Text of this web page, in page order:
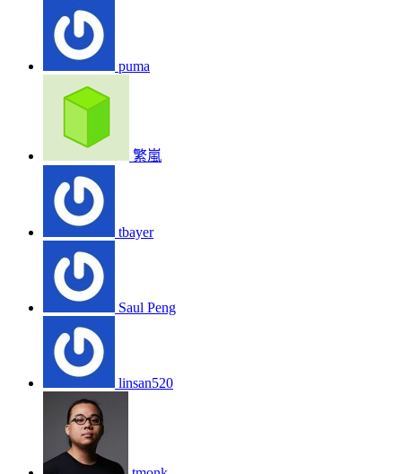
puma
繁嵐
tbayer
Saul Peng
linsan520